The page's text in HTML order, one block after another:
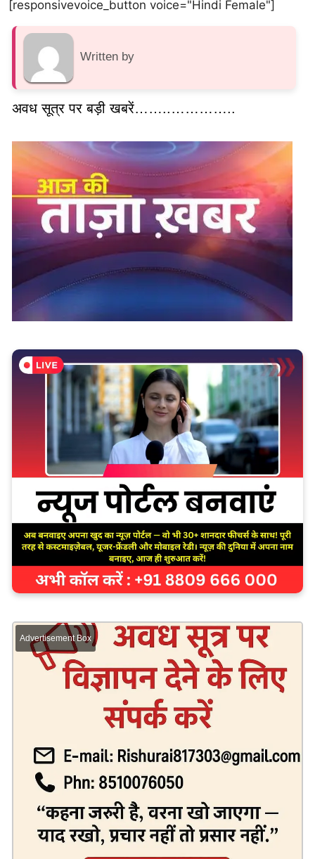
[responsivevoice_button voice="Hindi Female"]
Written by
अवध सूत्र पर बड़ी खबरें……..…………..
Advertisement Box